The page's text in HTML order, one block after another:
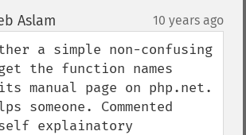
Aslam 10 years ago
a simple non-confusing
the function names
manual page on php.net.
someone. Commented
explainatory